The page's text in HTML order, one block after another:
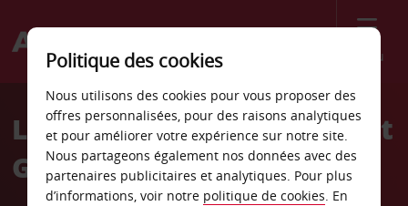
Menu
Welcome
AvisLocation de voiture Avis At
Glendale
Politique des cookies
Nous utilisons des cookies pour vous proposer des
offres personnalisées, pour des raisons analytiques
et pour améliorer votre expérience sur notre site.
Nous partageons également nos données avec des
partenaires publicitaires et analytiques. Pour plus
d’informations, voir notre politique de cookies. En